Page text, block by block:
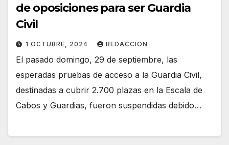
de oposiciones para ser Guardia
Civil
1 OCTUBRE, 2024 REDACCION
El pasado domingo, 29 de septiembre, las
esperadas pruebas de acceso a la Guardia Civil,
destinadas a cubrir 2.700 plazas en la Escala de
Cabos y Guardias, fueron suspendidas debido…